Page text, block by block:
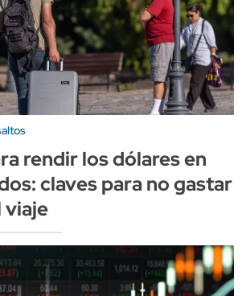
rendir los dólares en
claves para no gastar
viaje